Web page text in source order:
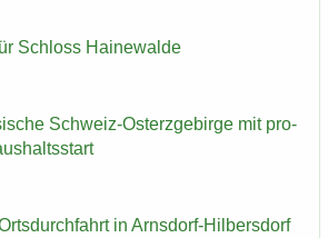
Schloss Hai­ne­wal­de
Schweiz-​Osterzgebirge mit pro­
in Arnsdorf-​Hilbersdorf